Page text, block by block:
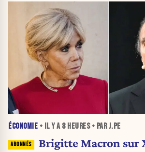
ÉCONOMIE • IL Y A 8 HEURES• PAR J.PE
Brigitte Macron sur